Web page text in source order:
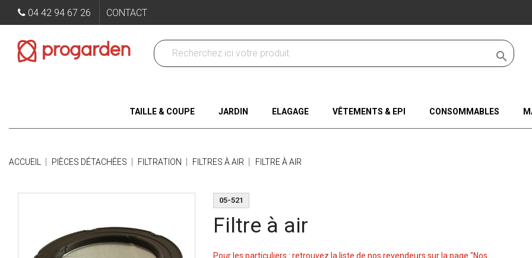
04 42 94 67 26 CONTACT

TAILLE & COUPE JARDIN ELAGAGE VÊTEMENTS & EPI CONSOMMABLES
ACCUEIL PIÈCES DÉTACHÉES FILTRATION FILTRES À AIR FILTRE À AIR
05-521
Filtre à air
Pour les particuliers : retrouvez la liste de nos revendeurs sur la page "Nos